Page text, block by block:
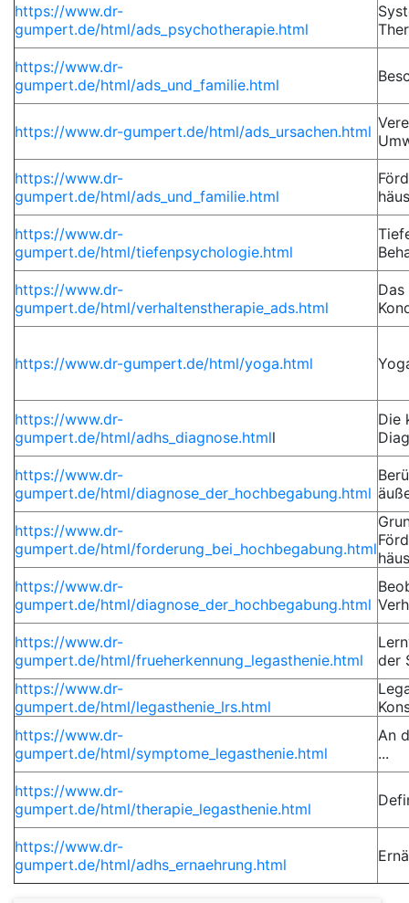
https://www.dr-
gumpert.de/html/ads_psychotherapie.html
https://www.dr-
gumpert.de/html/ads_und_familie.html
https://www.dr-gumpert.de/html/ads_ursachen.html
https://www.dr-
gumpert.de/html/ads_und_familie.html
https://www.dr-
gumpert.de/html/tiefenpsychologie.html
https://www.dr-
gumpert.de/html/verhaltenstherapie_ads.html
https://www.dr-gumpert.de/html/yoga.html
https://www.dr-
gumpert.de/html/adhs_diagnose.htmll
Die
https://www.dr-
gumpert.de/html/diagnose_der_hochbegabung.html
https://www.dr-
gumpert.de/html/forderung_bei_hochbegabung.html
https://www.dr-
gumpert.de/html/diagnose_der_hochbegabung.html
https://www.dr-
gumpert.de/html/frueherkennung_legasthenie.html
der
https://www.dr-
gumpert.de/html/legasthenie_lrs.html
https://www.dr-
gumpert.de/html/symptome_legasthenie.html
An
...
https://www.dr-
gumpert.de/html/therapie_legasthenie.html
https://www.dr-
gumpert.de/html/adhs_ernaehrung.html